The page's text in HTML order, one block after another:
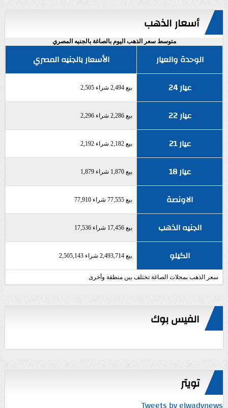
أسعار الذهب
متوسط سعر الذهب اليوم بالصاغة بالجنيه المصري
الوحدة والعيار
الأسعار بالجنيه المصري
عيار 24
بيع 2,494 شراء 2,505
عيار 22 بيع 2,286 شراء 2,296
عيار 21 بيع 2,182 شراء 2,192
عيار 18 بيع 1,870 شراء 1,879
الاونصة بيع 77,555 شراء 77,910
الجنيه الذهب بيع 17,456 شراء 17,536
الكيلو بيع 2,493,714 شراء 2,505,143
سعر الذهب بمحلات الصاغة تختلف بين منطقة وأخرى
الفيس بوك
تويتر